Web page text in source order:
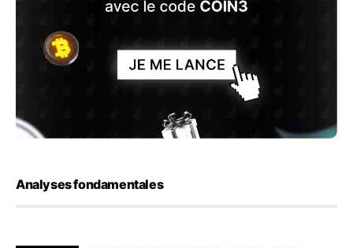
Analyses fondamentales